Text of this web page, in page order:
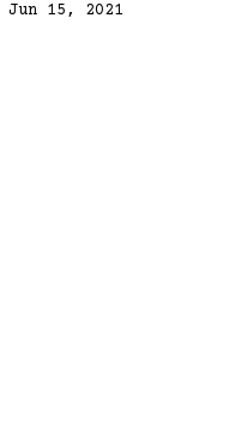
Jun 15, 2021